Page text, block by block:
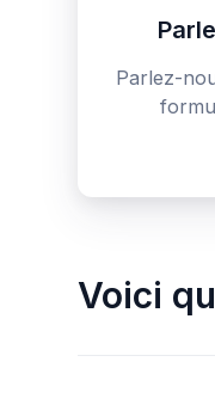
Parlez-
Voici